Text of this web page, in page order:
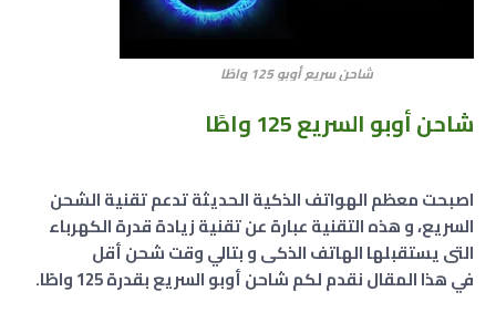
شاحن سريع أوبو 125 واطًا
شاحن أوبو السريع 125 واطًا
اصبحت معظم الهواتف الذكية الحديثة تدعم تقنية الشحن
السريع، و هذه التقنية عبارة عن تقنية زيادة قدرة الكهرباء
التى يستقبلها الهاتف الذكى و بتالي وقت شحن أقل
في هذا المقال نقدم لكم شاحن أوبو السريع بقدرة 125 واطًا.